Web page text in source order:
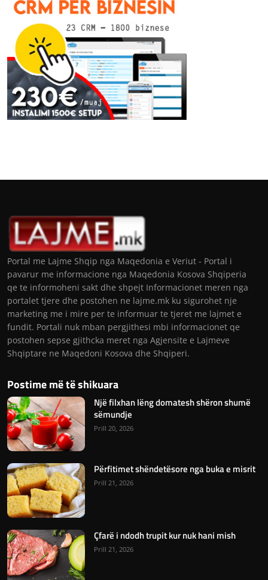
Portal me Lajme Shqip nga Maqedonia e Veriut - Portal i
pavarur me informacione nga Maqedonia Kosova Shqiperia
qe te informoheni sakt dhe shpejt Informacionet meren nga
portalet tjere dhe postohen ne lajme.mk ku sigurohet nje
marketing me i mire per te informuar te tjeret me lajmet e
fundit. Portali nuk mban pergjithesi mbi informacionet qe
postohen sepse gjithcka meret nga Agjensite e Lajmeve
Shqiptare ne Maqedoni Kosova dhe Shqiperi.
Postime më të shikuara
Një filxhan lëng domatesh shëron shumë
sëmundje
Prill 20, 2026
Përfitimet shëndetësore nga buka e misrit
Prill 21, 2026
Çfarë i ndodh trupit kur nuk hani mish
Prill 21, 2026